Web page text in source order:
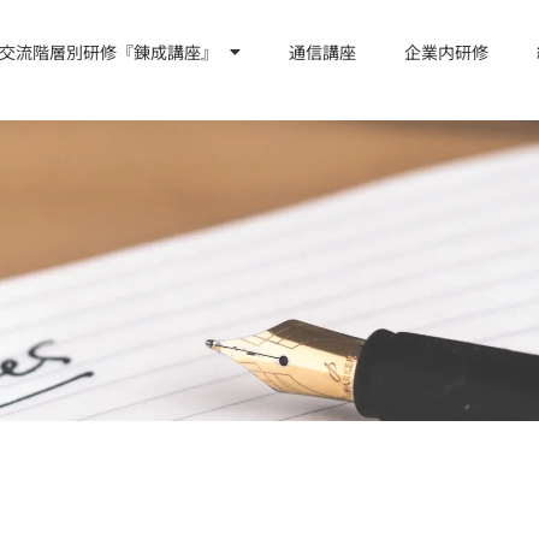
流階層別研修『錬成講座』 通信講座 企業内研修